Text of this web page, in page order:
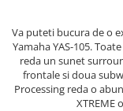
DAC
Tunere
Blu-ray Player
Platane
Masini Fum Ceata
Moving Heads &
Proiectoare Teatru
Va puteti bucura de o
Yamaha YAS-105.
reda un sunet
frontale si doua
Processing reda o